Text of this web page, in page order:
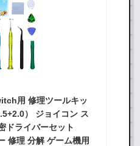
用 修理ツールキッ
） ジョイコン ス
ドライバーセット
修理 分解 ゲーム機用